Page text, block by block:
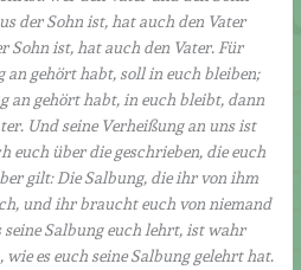
der Sohn ist, hat auch den Vater
Sohn ist, hat auch den Vater. Für
an gehört habt, soll in euch bleiben;
an gehört habt, in euch bleibt, dann
Und seine Verheißung an uns ist
euch über die geschrieben, die euch
gilt: Die Salbung, die ihr von ihm
und ihr braucht euch von niemand
seine Salbung euch lehrt, ist wahr
es euch seine Salbung gelehrt hat.